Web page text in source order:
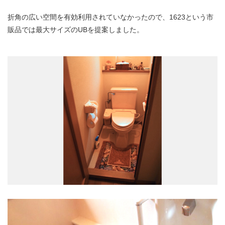
折角の広い空間を有効利用されていなかったので、1623という市
販品では最大サイズのUBを提案しました。